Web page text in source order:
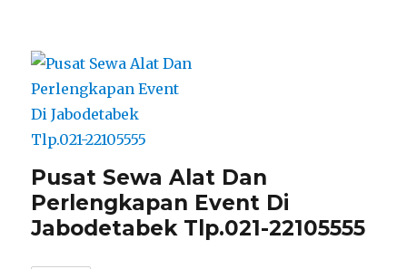
Pusat Sewa Alat Dan
Perlengkapan Event Di
Jabodetabek Tlp.021-22105555